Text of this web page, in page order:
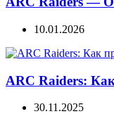
10.01.2026
ARC Raiders:
30.11.2025